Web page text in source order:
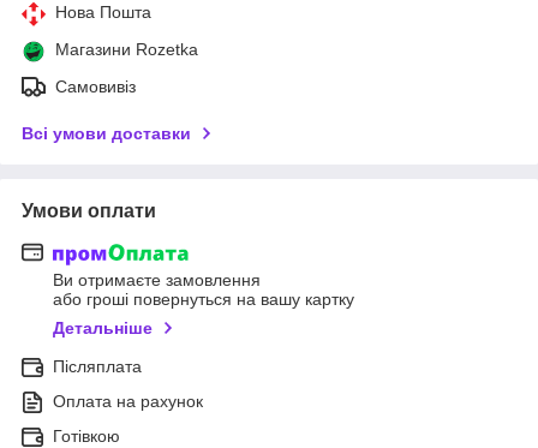
Нова Пошта
Магазини Rozetka
Самовивіз
Всі умови доставки
Умови оплати
Ви отримаєте замовлення
або гроші повернуться на вашу картку
Детальніше
Післяплата
Оплата на рахунок
Готівкою